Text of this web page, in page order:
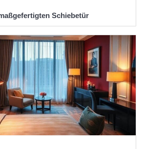
Schiebetür